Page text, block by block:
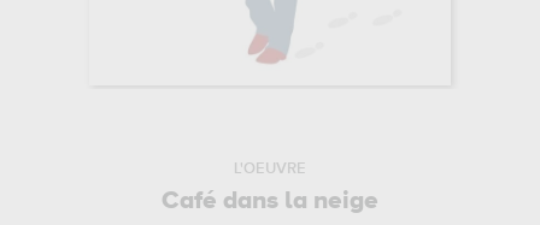
L'OEUVRE
Café dans la neige